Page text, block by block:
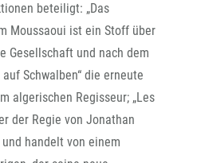
beteiligt: „Das
Moussaoui ist ein Stoff über
Gesellschaft und nach dem
Schwalben“ die erneute
algerischen Regisseur; „Les
der Regie von Jonathan
handelt von einem